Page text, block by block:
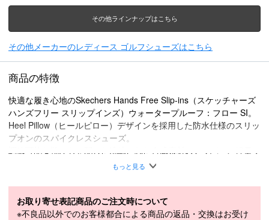
その他ラインナップはこちら
その他メーカーのレディース ゴルフシューズはこちら
商品の特徴
快適な履き心地のSkechers Hands Free Slip-ins（スケッチャーズ
ハンズフリー スリップインズ）ウォータープルーフ：フロー SI。
Heel Pillow（ヒールピロー）デザインを採用した防水仕様のスリッ
プオンのスパイクレスシューズ。
調節可能な靴ひもを配した洗練された合成素材のアッパー、軽量で
クッション機能搭載のECO FLIGHT（エコフライト）、弾力性の
特長です。
・ハンズフリー スリップインズ：快適さと履きやすさで 、手を使
わずに「スリップインするだけ」 を実現しました。独自設計のヒ
もっと見る
お取り寄せ表記商品のご注文時について
※不良品以外でのお客様都合による商品の返品・交換はお受け